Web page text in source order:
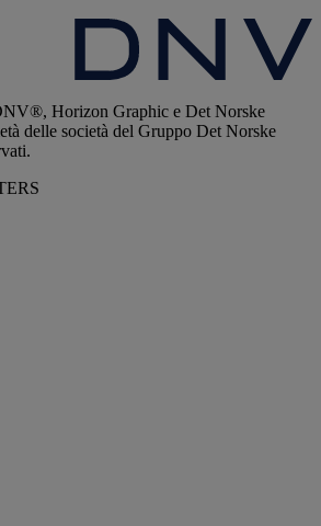
Horizon Graphic e Det Norske
delle società del Gruppo Det Norske